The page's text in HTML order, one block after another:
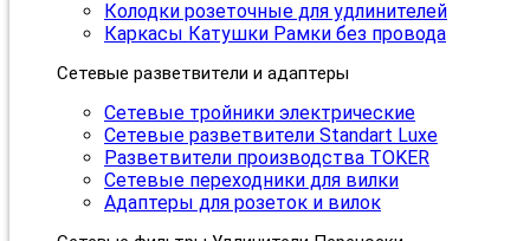
Колодки розеточные для удлинителей
Каркасы Катушки Рамки без провода
Сетевые разветвители и адаптеры
Сетевые тройники электрические
Сетевые разветвители Standart Luxe
Разветвители производства TOKER
Сетевые переходники для вилки
Адаптеры для розеток и вилок